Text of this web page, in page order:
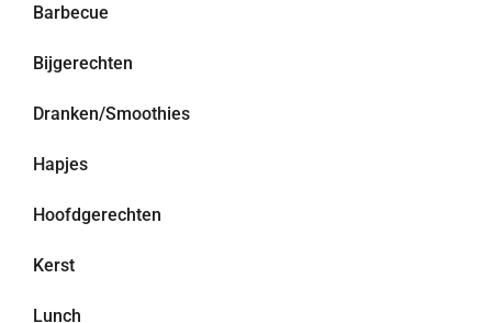
Barbecue
Bijgerechten
Dranken/Smoothies
Hapjes
Hoofdgerechten
Kerst
Lunch